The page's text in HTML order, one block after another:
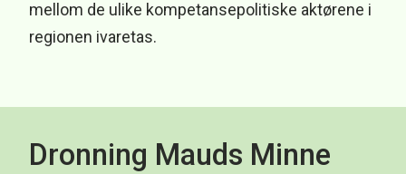
mellom de ulike kompetansepolitiske aktørene i
regionen ivaretas.
Dronning Mauds Minne